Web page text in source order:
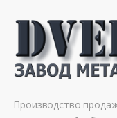
Производство